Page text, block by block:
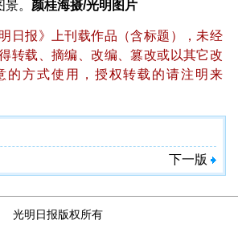
。 颜桂海摄/光明图片
日报》上刊载作品（含标题），未经
转载、摘编、改编、篡改或以其它改
的方式使用，授权转载的请注明来
下一版
光明日报版权所有